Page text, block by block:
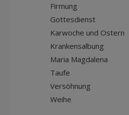
Firmung
Gottesdienst
Karwoche und Ostern
Krankensalbung
Maria Magdalena
Taufe
Versöhnung
Weihe